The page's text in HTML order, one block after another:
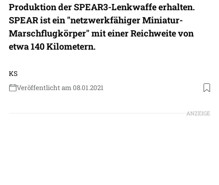
Produktion der SPEAR3-Lenkwaffe erhalten.
SPEAR ist ein "netzwerkfähiger Miniatur-
Marschflugkörper" mit einer Reichweite von
etwa 140 Kilometern.
KS
Veröffentlicht am 08.01.2021
Foto: MBDA
ANZEIGE